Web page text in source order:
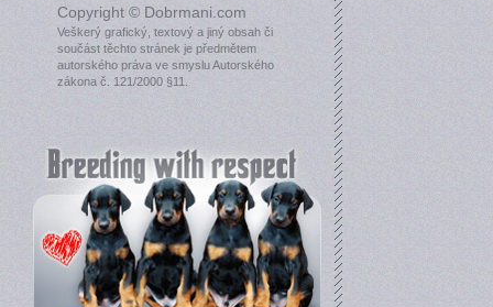
Copyright © Dobrmani.com
Veškerý grafický, textový a jiný obsah či
součást těchto stránek je předmětem
autorského práva ve smyslu Autorského
zákona č. 121/2000 §11.